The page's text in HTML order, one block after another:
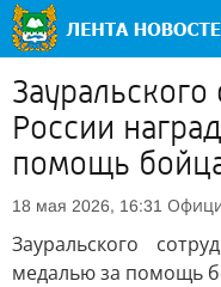
России
помощь
18 мая 2026, 16:31
Зауральского
медалью за помощь